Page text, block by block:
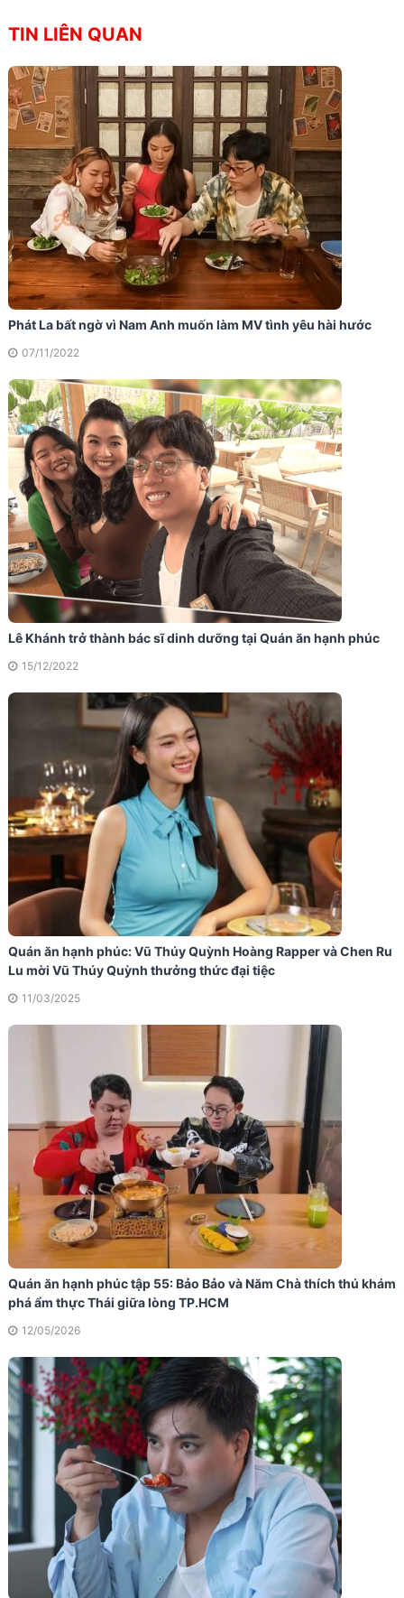
TIN LIÊN QUAN
Phát La bất ngờ vì Nam Anh muốn làm MV tình yêu hài hước
07/11/2022
Lê Khánh trở thành bác sĩ dinh dưỡng tại Quán ăn hạnh phúc
15/12/2022
Quán ăn hạnh phúc: Vũ Thúy Quỳnh Hoàng Rapper và Chen Ru
Lu mời Vũ Thúy Quỳnh thưởng thức đại tiệc
11/03/2025
Quán ăn hạnh phúc tập 55: Bảo Bảo và Năm Chà thích thú khám
phá ẩm thực Thái giữa lòng TP.HCM
12/05/2026